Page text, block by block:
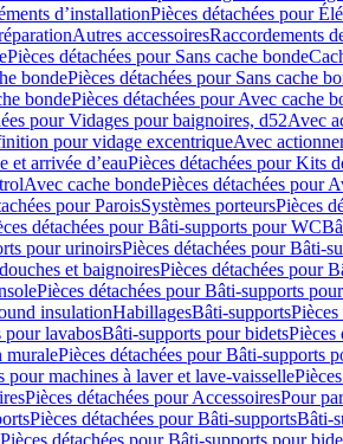
d’installationPièces détachées pour
Autres accessoiresRaccordements
Pièces détachées pour Sans cache bonde
bondePièces détachées pour Sans cache
bondePièces détachées pour Avec cache
pour Vidages pour baignoires, d52Avec
pour vidage excentriqueAvec
arrivée d’eauPièces détachées pour Kits
Avec cache bondePièces détachées pour
pour ParoisSystèmes porteursPièces
détachées pour Bâti-supports pour WC
pour urinoirsPièces détachées pour Bâti-
et baignoiresPièces détachées pour
Pièces détachées pour Bâti-supports
insulationHabillagesBâti-supports
pour lavabosBâti-supports pour bidetsPièces
muralePièces détachées pour Bâti-supports
pour machines à laver et lave-vaisselle
Pièces détachées pour AccessoiresPour
Pièces détachées pour Bâti-supportsBâti-
Pièces détachées pour Bâti-supports pour